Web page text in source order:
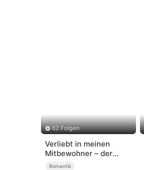
62 Folgen
Verliebt in meinen
Mitbewohner – der
Sohn des Gouverneurs
Romantik